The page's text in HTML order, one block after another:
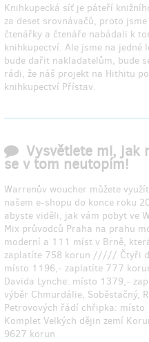
Knihkupecká síť je páteří
za deset srovnávačů, proto
čtenářky a čtenáře nabádali k
knihkupectví. Ale jsme na jedné
bude dařit nakladatelům, bude
rádi, že náš projekt na Hithitu
knihkupectví Přístav.
Vysvětlete mi, jak
se v tom neutopím!
Warrenův woucher můžete
našem e-shopu do konce roku
abyste viděli, jak vám pobyt
Mix průvodců Praha na prahu
moderní a 111 míst v Brně,
zaplatíte 758 korun ///// Čtyři
místo 1196,- zaplatíte 777
Davida Lynche: místo 1379,-
výběr Chmurdálie, Soběstačný,
Petrovových řádí chřipka:
Komplet Velkých dějin zemí
9627 korun